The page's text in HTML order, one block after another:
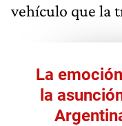
vehículo que la
La
la